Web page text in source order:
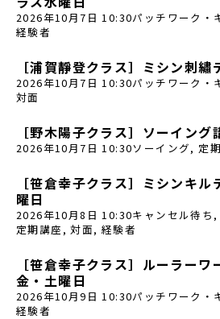
2026年10月7日 10:30パッチワーク・
経験者
［浦賀靜登クラス］ミシン刺繡
2026年10月7日 10:30パッチワーク・
対面
［野木陽子クラス］ソーイング
2026年10月7日 10:30ソーイング, 定
［笹倉幸子クラス］ミシンキ
曜日
2026年10月8日 10:30キャンセル待ち ,
定期講座 ,対面,経験者
［笹倉幸子クラス］ルーラーワ
金・土曜日
2026年10月9日 10:30パッチワーク・
経験者